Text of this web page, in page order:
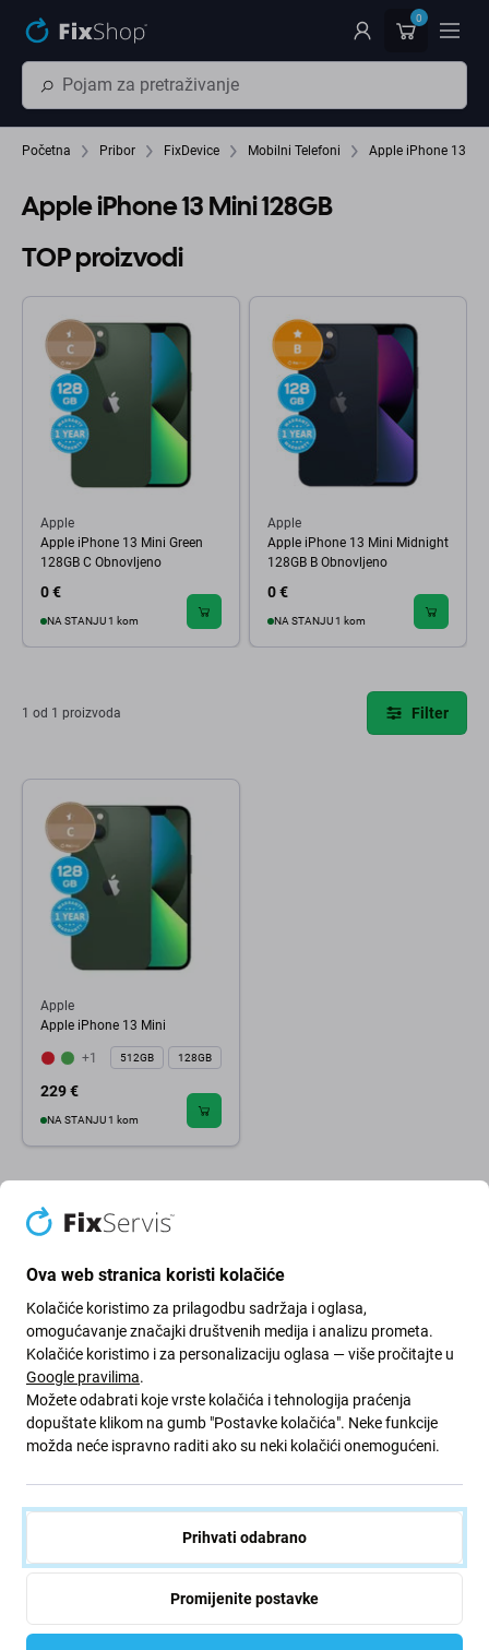
0
Početna Pribor FixDevice Mobilni Telefoni Apple iPhone 13
Apple iPhone 13 Mini 128GB
TOP proizvodi
Apple
Apple iPhone 13 Mini Green
128GB C Obnovljeno
0 €
NA STANJU 1 kom
Apple
Apple iPhone 13 Mini Midnight
128GB B Obnovljeno
0 €
NA STANJU 1 kom
1 od 1 proizvoda Filter
Apple
Apple iPhone 13 Mini
+1 512GB 128GB
229 €
NA STANJU 1 kom
Zeleni put
prilagođavamo naše procese kako bismo smanjili naš
trag.
Ova web stranica koristi kolačiće
Kolačiće koristimo za prilagodbu sadržaja i oglasa,
omogućavanje značajki društvenih medija i analizu prometa.
Kolačiće koristimo i za personalizaciju oglasa — više pročitajte u
Google pravilima.
Možete odabrati koje vrste kolačića i tehnologija praćenja
dopuštate klikom na gumb "Postavke kolačića". Neke funkcije
možda neće ispravno raditi ako su neki kolačići onemogućeni.
Prihvati odabrano
Promijenite postavke